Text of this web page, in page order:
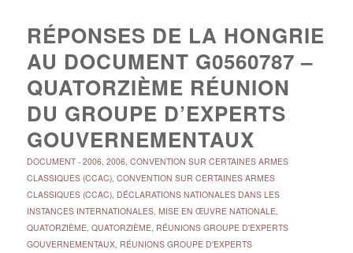
RÉPONSES DE LA HONGRIE
AU DOCUMENT G0560787 –
QUATORZIÈME RÉUNION
DU GROUPE D’EXPERTS
GOUVERNEMENTAUX
DOCUMENT- 2006, 2006, CONVENTION SUR CERTAINES ARMES
CLASSIQUES (CCAC), CONVENTION SUR CERTAINES ARMES
CLASSIQUES (CCAC), DÉCLARATIONS NATIONALES DANS LES
INSTANCES INTERNATIONALES, MISE EN ŒUVRE NATIONALE,
QUATORZIÈME, QUATORZIÈME, RÉUNIONS GROUPE D'EXPERTS
GOUVERNEMENTAUX, RÉUNIONS GROUPE D'EXPERTS